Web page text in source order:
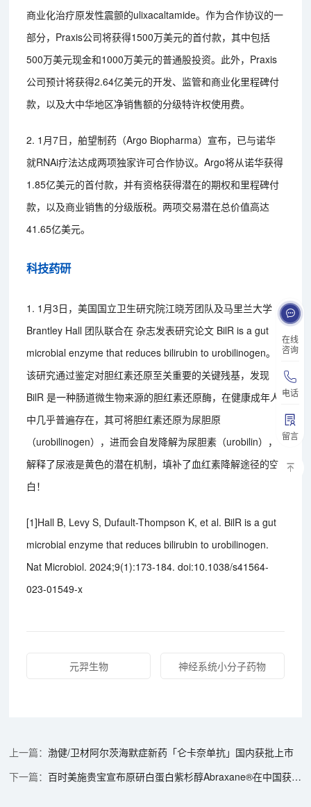
在线
咨询
电话
留言
商业化治疗原发性震颤的ulixacaltamide。作为合作协议的一
部分，Praxis公司将获得1500万美元的首付款，其中包括
500万美元现金和1000万美元的普通股投资。此外，Praxis
公司预计将获得2.64亿美元的开发、监管和商业化里程碑付
款，以及大中华地区净销售额的分级特许权使用费。
2. 1月7日，舶望制药（Argo Biopharma）宣布，已与诺华
就RNAi疗法达成两项独家许可合作协议。Argo将从诺华获得
1.85亿美元的首付款，并有资格获得潜在的期权和里程碑付
款，以及商业销售的分级版税。两项交易潜在总价值高达
41.65亿美元。
科技药研
1. 1月3日，美国国立卫生研究院江晓芳团队及马里兰大学
Brantley Hall 团队联合在 杂志发表研究论文 BilR is a gut
microbial enzyme that reduces bilirubin to urobilinogen。
该研究通过鉴定对胆红素还原至关重要的关键残基，发现
BilR 是一种肠道微生物来源的胆红素还原酶，在健康成年人
中几乎普遍存在，其可将胆红素还原为尿胆原
（urobilinogen），进而会自发降解为尿胆素（urobilin），
解释了尿液是黄色的潜在机制，填补了血红素降解途径的空
白！
[1]Hall B, Levy S, Dufault-Thompson K, et al. BilR is a gut
microbial enzyme that reduces bilirubin to urobilinogen.
Nat Microbiol. 2024;9(1):173-184. doi:10.1038/s41564-
023-01549-x
元羿生物 神经系统小分子药物
渤健/卫材阿尔茨海默症新药「仑卡奈单抗」国内获批上市
百时美施贵宝宣布原研白蛋白紫杉醇Abraxane®在中国获批用于转移性胰腺癌治疗